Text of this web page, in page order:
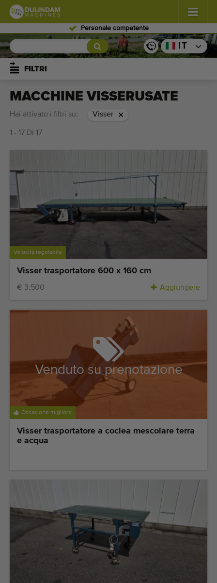
Personale competente
Fiori e piante
Ortaggi in pieno campo
Ortaggi in serra (350)
Frutta (336)
Nastri trasportatori
Cerca per tipo
Ultime macchine visualizzate
Ultime macchine aggiunte
Aggiornamenti sui macchinari
Importare una macchina
FAQ
Blog
Attrezzatura di qualità
IT
FILTRI
MACCHINE VISSERUSATE
Hai attivato i filtri su: Visser
1 - 17 Di 17
Velocità regolabile
Visser trasportatore 600 x 160 cm
€ 3.500 Aggiungere
Occasione migliore
Venduto su prenotazione
Visser trasportatore a coclea mescolare terra
e acqua